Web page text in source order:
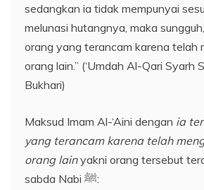
sedangkan ia tidak mempunyai
melunasi hutangnya, maka
orang yang terancam karena telah
orang lain.” (‘Umdah Al-Qari Syarh
Bukhari)
Maksud Imam Al-‘Aini dengan ia
yang terancam karena telah
orang lainyakni orang tersebut
sabda Nabi ﷺ: